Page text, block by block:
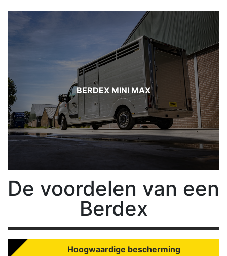
BERDEX MINI MAX
De voordelen van een
Berdex
Hoogwaardige bescherming